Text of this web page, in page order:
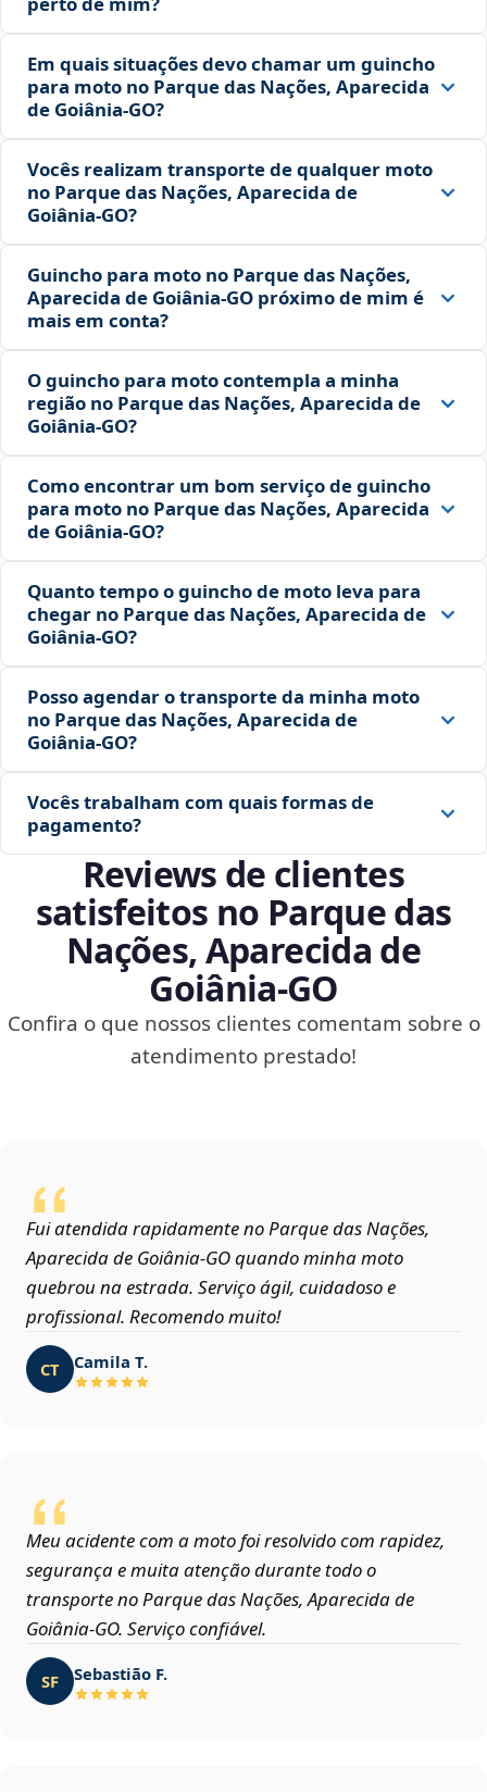
Em quais situações devo chamar um guincho
para moto no Parque das Nações, Aparecida
de Goiânia‑GO?
Vocês realizam transporte de qualquer moto
no Parque das Nações, Aparecida de
Goiânia‑GO?
Guincho para moto no Parque das Nações,
Aparecida de Goiânia‑GO próximo de mim é
mais em conta?
O guincho para moto contempla a minha
região no Parque das Nações, Aparecida de
Goiânia‑GO?
Como encontrar um bom serviço de guincho
para moto no Parque das Nações, Aparecida
de Goiânia‑GO?
Quanto tempo o guincho de moto leva para
chegar no Parque das Nações, Aparecida de
Goiânia‑GO?
Posso agendar o transporte da minha moto
no Parque das Nações, Aparecida de
Goiânia‑GO?
Vocês trabalham com quais formas de
pagamento?
Reviews de clientes
satisfeitos no Parque das
Nações, Aparecida de
Goiânia‑GO
Confira o que nossos clientes comentam sobre o
atendimento prestado!
Fui atendida rapidamente no Parque das Nações,
Aparecida de Goiânia‑GO quando minha moto
quebrou na estrada. Serviço ágil, cuidadoso e
profissional. Recomendo muito!
CT Camila T.
Meu acidente com a moto foi resolvido com rapidez,
segurança e muita atenção durante todo o
transporte no Parque das Nações, Aparecida de
Goiânia‑GO. Serviço confiável.
SF Sebastião F.